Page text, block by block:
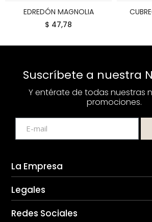
COMPRAR
EDREDÓN MAGNOLIA
$ 47,78
Suscríbete a nuestra
Y entérate de todas nuestras
promociones.
La Empresa
Legales
Redes Sociales